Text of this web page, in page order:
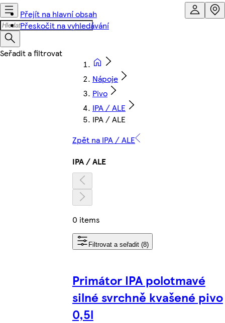
Přejít na hlavní obsah
Přeskočit na vyhledávání
Nápoje
Pivo
IPA / ALE
IPA / ALE
Zpět na IPA / ALE
IPA / ALE
0 items
Filtrovat a seřadit (8)
Primátor IPA polotmavé
silné svrchně kvašené pivo
0,5l